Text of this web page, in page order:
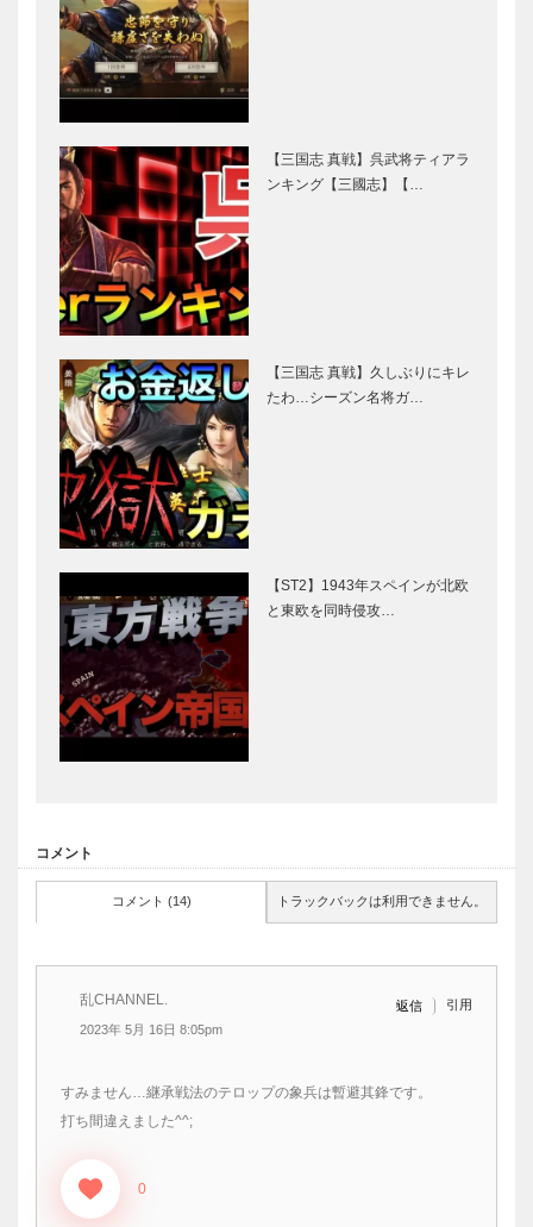
【三国志 真戦】呉武将ティアラ
ンキング【三國志】【…
【三国志 真戦】久しぶりにキレ
たわ…シーズン名将ガ…
【ST2】1943年スペインが北欧
と東欧を同時侵攻…
コメント
コメント (14) トラックバックは利用できません。
乱CHANNEL.
2023年 5月 16日 8:05pm
返信 引用
すみません…継承戦法のテロップの象兵は暫避其鋒です。
打ち間違えました^^;
0